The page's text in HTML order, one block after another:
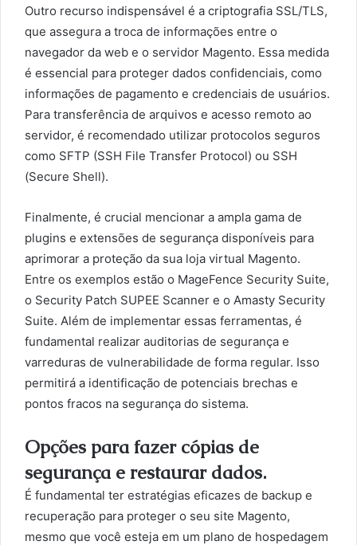
Outro recurso indispensável é a criptografia SSL/TLS,
que assegura a troca de informações entre o
navegador da web e o servidor Magento. Essa medida
é essencial para proteger dados confidenciais, como
informações de pagamento e credenciais de usuários.
Para transferência de arquivos e acesso remoto ao
servidor, é recomendado utilizar protocolos seguros
como SFTP (SSH File Transfer Protocol) ou SSH
(Secure Shell).
Finalmente, é crucial mencionar a ampla gama de
plugins e extensões de segurança disponíveis para
aprimorar a proteção da sua loja virtual Magento.
Entre os exemplos estão o MageFence Security Suite,
o Security Patch SUPEE Scanner e o Amasty Security
Suite. Além de implementar essas ferramentas, é
fundamental realizar auditorias de segurança e
varreduras de vulnerabilidade de forma regular. Isso
permitirá a identificação de potenciais brechas e
pontos fracos na segurança do sistema.
Opções para fazer cópias de
segurança e restaurar dados.
É fundamental ter estratégias eficazes de backup e
recuperação para proteger o seu site Magento,
mesmo que você esteja em um plano de hospedagem